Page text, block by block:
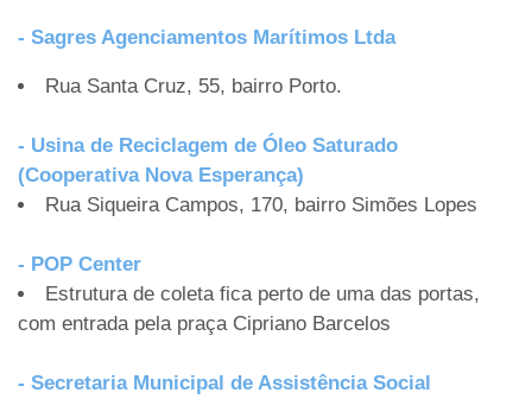
- Sagres Agenciamentos Marítimos Ltda
Rua Santa Cruz, 55, bairro Porto.
- Usina de Reciclagem de Óleo Saturado
(Cooperativa Nova Esperança)
Rua Siqueira Campos, 170, bairro Simões Lopes
- POP Center
Estrutura de coleta fica perto de uma das portas,
com entrada pela praça Cipriano Barcelos
- Secretaria Municipal de Assistência Social